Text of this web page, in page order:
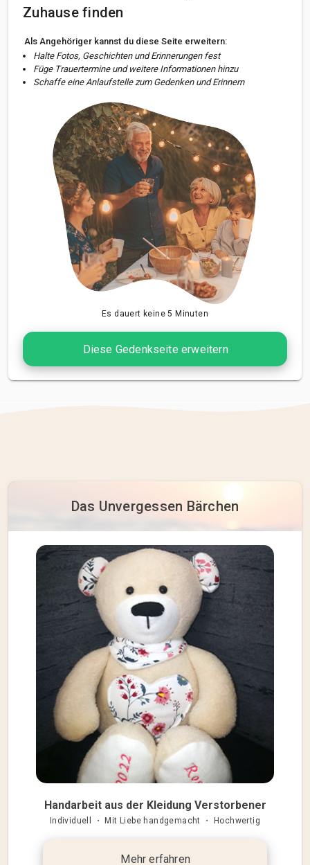
Zuhause finden
Als Angehöriger kannst du diese Seite erweitern:
Halte Fotos, Geschichten und Erinnerungen fest
Füge Trauertermine und weitere Informationen hinzu
Schaffe eine Anlaufstelle zum Gedenken und Erinnern
Es dauert keine 5 Minuten
Diese Gedenkseite erweitern
Das Unvergessen Bärchen
Handarbeit aus der Kleidung Verstorbener
Individuell ・ Mit Liebe handgemacht ・ Hochwertig
Mehr erfahren